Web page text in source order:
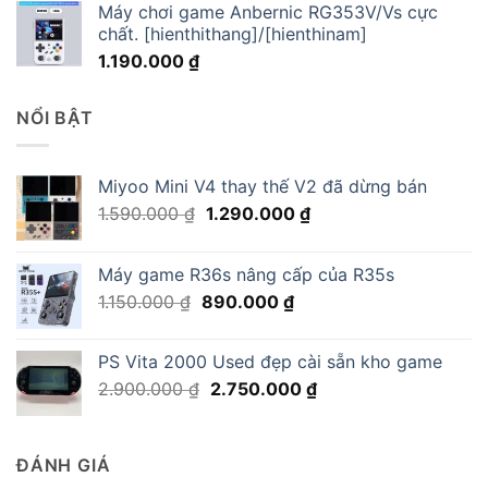
Máy chơi game Anbernic RG353V/Vs cực
chất. [hienthithang]/[hienthinam]
1.190.000 ₫
NỔI BẬT
Miyoo Mini V4 thay thế V2 đã dừng bán
1.590.000₫ Giá
1.590.000 ₫.
1.290.000 ₫Giá
là:
Máy game R36s nâng cấp của R35s
1.150.000₫ Giá
1.150.000 ₫.
890.000 ₫Giá
là:
890.000 ₫.
PS Vita 2000 Used đẹp cài sẵn kho game
2.900.000₫ Giá
2.750.000 ₫Giá
ĐÁNH GIÁ